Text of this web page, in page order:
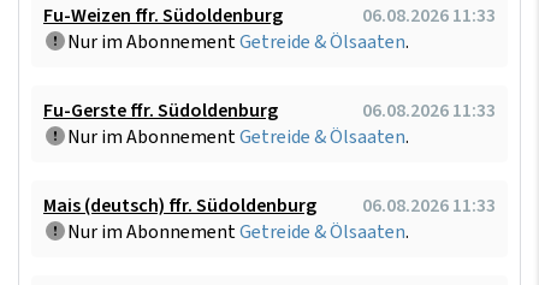
Fu-Weizen ffr. Südoldenburg
06.08.2026 11:33
Nur im AbonnementGetreide & Ölsaaten.
Fu-Gerste ffr. Südoldenburg
06.08.2026 11:33
Nur im AbonnementGetreide & Ölsaaten.
Mais (deutsch) ffr. Südoldenburg
06.08.2026 11:33
Nur im AbonnementGetreide & Ölsaaten.